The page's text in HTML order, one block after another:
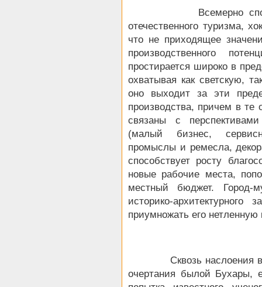
Всемерно
отечественного туризма,
что не приходящее
производственного
простирается широко в
охватывая как светскую,
оно выходит за эти
производства, причем в те
связаны с перспективами
(малый бизнес,
промыслы и ремесла,
способствует росту
новые рабочие места,
местный бюджет. Город-
историко-архитектурного
приумножать его нетленную
Сквозь наслоения
очертания былой Бухары,